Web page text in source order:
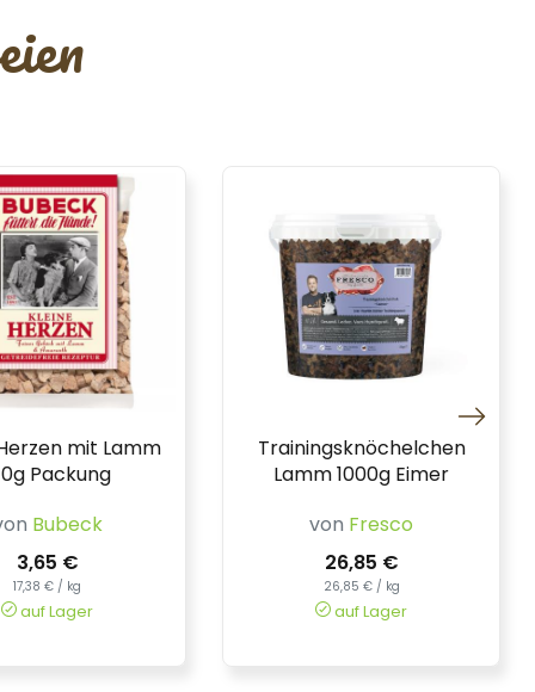
mit Lamm
Packung
Bubeck
3,65 €
17,38 € / kg
auf Lager
Trainingsknöchelchen
Lamm 1000g Eimer
von Fresco
26,85 €
26,85 € / kg
auf Lager